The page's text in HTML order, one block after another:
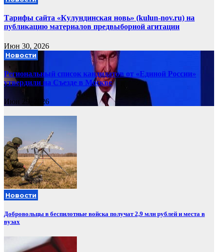
Тарифы сайта «Кулундинская новь» (kulun-nov.ru) на
публикацию материалов предвыборной агитации
Июн 30, 2026
Новости
Региональный список кандидатов от «Единой России»
утвердили на Съезде в Москве
Июн 29, 2026
Новости
Добровольцы в беспилотные войска получат 2,9 млн рублей и места в
вузах